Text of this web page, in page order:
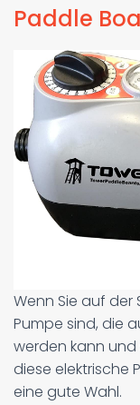
Paddle
Wenn Sie auf der
Pumpe sind, die
werden kann und
diese elektrische
eine gute Wahl.